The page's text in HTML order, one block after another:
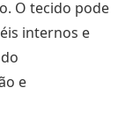
O tecido pode
internos e
e